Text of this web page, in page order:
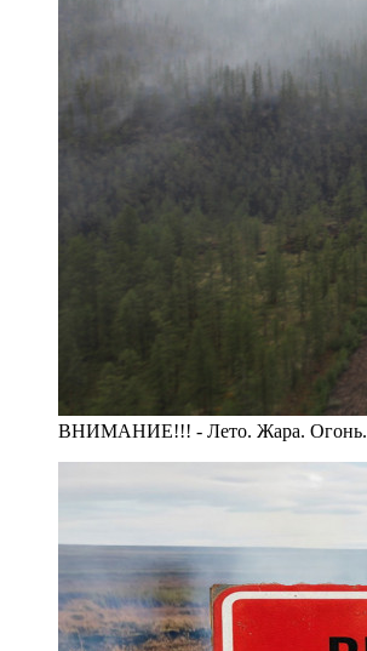
ВНИМАНИЕ!!! - Лето. Жара. Огонь.